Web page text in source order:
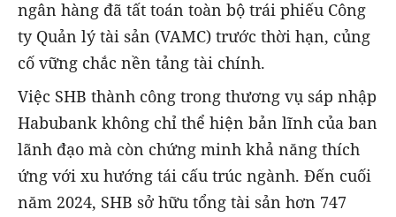
ngân hàng đã tất toán toàn bộ trái phiếu Công
ty Quản lý tài sản (VAMC) trước thời hạn, củng
cố vững chắc nền tảng tài chính.
Việc SHB thành công trong thương vụ sáp nhập
Habubank không chỉ thể hiện bản lĩnh của ban
lãnh đạo mà còn chứng minh khả năng thích
ứng với xu hướng tái cấu trúc ngành. Đến cuối
năm 2024, SHB sở hữu tổng tài sản hơn 747